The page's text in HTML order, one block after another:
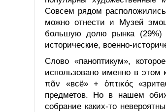
Совсем рядом
можно отнести и Музей
большую долю рынка (29%)
исторические, военно-
Слово «паноптикум»,
использовано именно в этом
πᾶν «всё» + ὀπτικός
предметов. Но в нашем
собрание каких-то